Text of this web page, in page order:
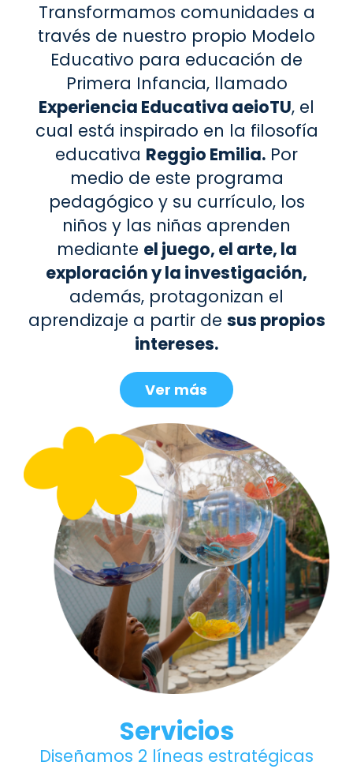
Transformamos comunidades a
través de nuestro propio Modelo
Educativo para educación de
Primera Infancia, llamado
Experiencia Educativa aeioTU, el
cual está inspirado en la filosofía
educativa Reggio Emilia. Por
medio de este programa
pedagógico y su currículo, los
niños y las niñas aprenden
mediante el juego, el arte, la
exploración y la investigación,
además, protagonizan el
aprendizaje a partir de sus propios
intereses.
Ver más
Servicios
Diseñamos 2 líneas estratégicas